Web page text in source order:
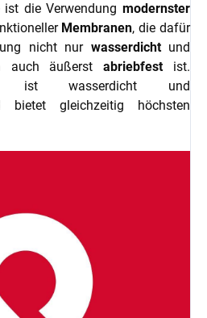
die Verwendung modernster
Membranen, die dafür
nicht nur wasserdichtund
auch äußerstabriebfestist.
ist wasserdicht und
bietet gleichzeitig höchsten